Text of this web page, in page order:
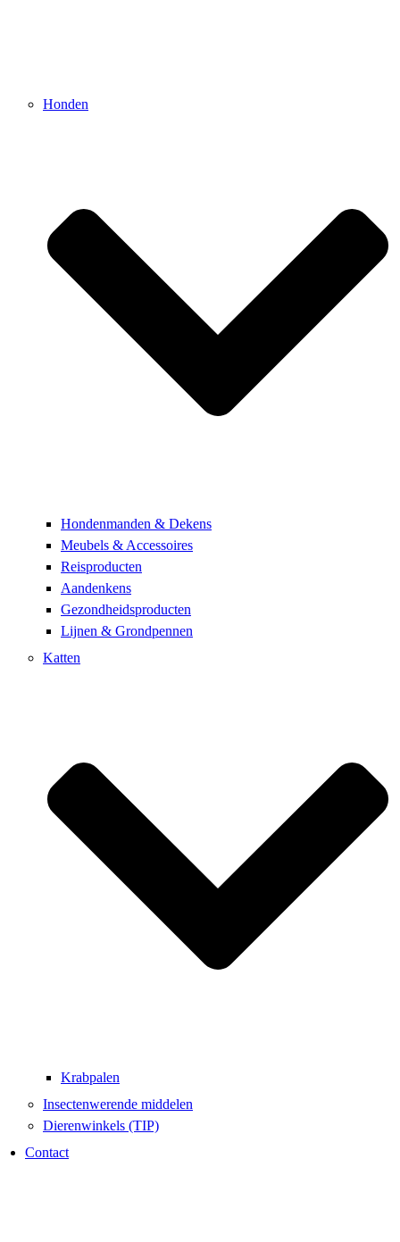
Honden
Hondenmanden & Dekens
Meubels & Accessoires
Reisproducten
Aandenkens
Gezondheidsproducten
Lijnen & Grondpennen
Katten
Krabpalen
Insectenwerende middelen
Dierenwinkels (TIP)
Contact